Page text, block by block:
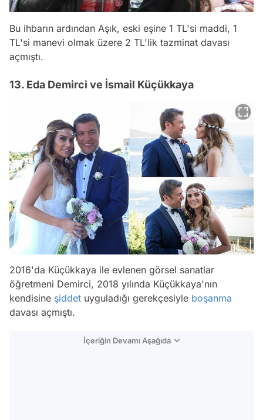
Bu ihbarın ardından Aşık, eski eşine 1 TL'si maddi, 1
TL'si manevi olmak üzere 2 TL'lik tazminat davası
açmıştı.
13. Eda Demirci ve İsmail Küçükkaya
2016'da Küçükkaya ile evlenen görsel sanatlar
öğretmeni Demirci, 2018 yılında Küçükkaya'nın
kendisine şiddet uyguladığı gerekçesiyle boşanma
davası açmıştı.
İçeriğin Devamı Aşağıda